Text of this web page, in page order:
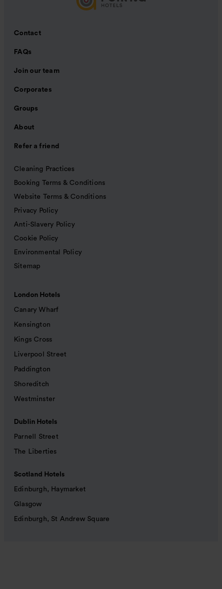
Contact
FAQs
Join our team
Corporates
Groups
About
Refer a friend
Cleaning Practices
Booking Terms & Conditions
Website Terms & Conditions
Privacy Policy
Anti-Slavery Policy
Cookie Policy
Environmental Policy
Sitemap
London Hotels
Canary Wharf
Kensington
Kings Cross
Liverpool Street
Paddington
Shoreditch
Westminster
Dublin Hotels
Parnell Street
The Liberties
Scotland Hotels
Edinburgh, Haymarket
Glasgow
Edinburgh, St Andrew Square